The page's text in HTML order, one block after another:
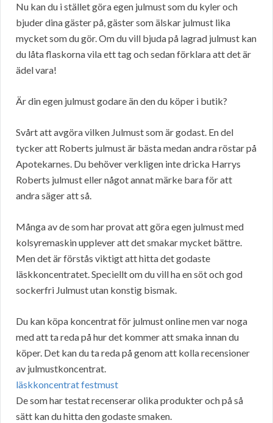
Nu kan du i stället göra egen julmust som du kyler och
bjuder dina gäster på, gäster som älskar julmust lika
mycket som du gör. Om du vill bjuda på lagrad julmust kan
du låta flaskorna vila ett tag och sedan förklara att det är
ädel vara!
Är din egen julmust godare än den du köper i butik?
Svårt att avgöra vilken Julmust som är godast. En del
tycker att Roberts julmust är bästa medan andra röstar på
Apotekarnes. Du behöver verkligen inte dricka Harrys
Roberts julmust eller något annat märke bara för att
andra säger att så.
Många av de som har provat att göra egen julmust med
kolsyremaskin upplever att det smakar mycket bättre.
Men det är förstås viktigt att hitta det godaste
läskkoncentratet. Speciellt om du vill ha en söt och god
sockerfri Julmust utan konstig bismak.
Du kan köpa koncentrat för julmust online men var noga
med att ta reda på hur det kommer att smaka innan du
köper. Det kan du ta reda på genom att kolla recensioner
av julmustkoncentrat.
läskkoncentrat festmust
De som har testat recenserar olika produkter och på så
sätt kan du hitta den godaste smaken.